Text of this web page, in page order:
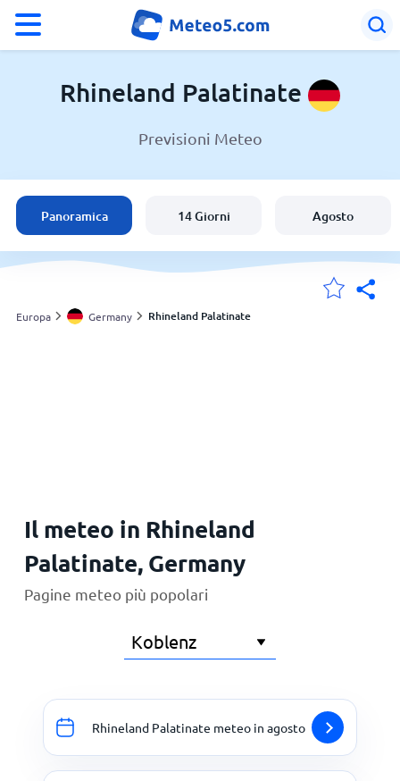
°C
Meteo in Rhineland Palatinate
Germany
Italia
Svizzera
Rhineland Palatinate
Previsioni Meteo
Panoramica 14 Giorni Agosto
Europa Germany Rhineland Palatinate
Il meteo in Rhineland
Palatinate, Germany
Pagine meteo più popolari
Rhineland Palatinate meteo in agosto